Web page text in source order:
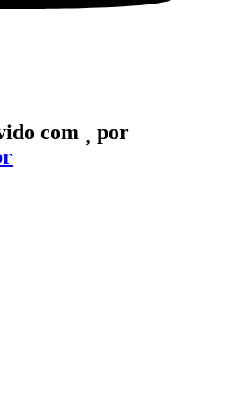
com
por